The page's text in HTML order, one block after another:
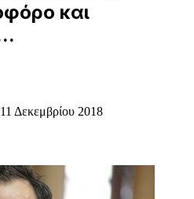
και
Δεκεμβρίου 2018